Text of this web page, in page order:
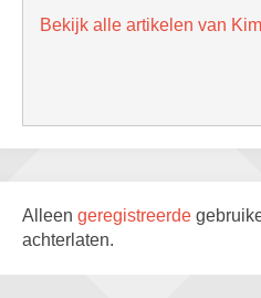
Bekijk alle artikelen van
Alleen geregistreerde
achterlaten.